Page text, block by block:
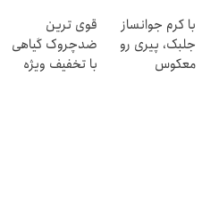
کنی! 👈🏻
پرسش‌نامه
با کرم جوانساز
جلبک، پیری رو
معکوس
قوی ترین
ضدچروک گیاهی
با تخفیف ویژه